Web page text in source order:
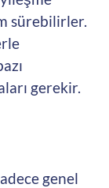
sürebilirler.
gerekir.
genel